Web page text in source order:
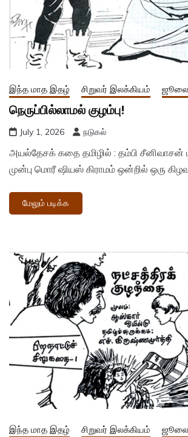
இந்த மாத இதழ் சிறுவர் இலக்கியம் ஜூலை
நெருப்பில்லாமல் குழம்பு!
July 1, 2026 நடுகல்
அயல்தேசக் கதை தமிழில் : தம்பி
முன்பு மொரீ ஷியஸ் கிராமம் ஒன்றில் ஒரு
மேலும் படிக்க
இந்த மாத இதழ் சிறுவர் இலக்கியம் ஜூலை